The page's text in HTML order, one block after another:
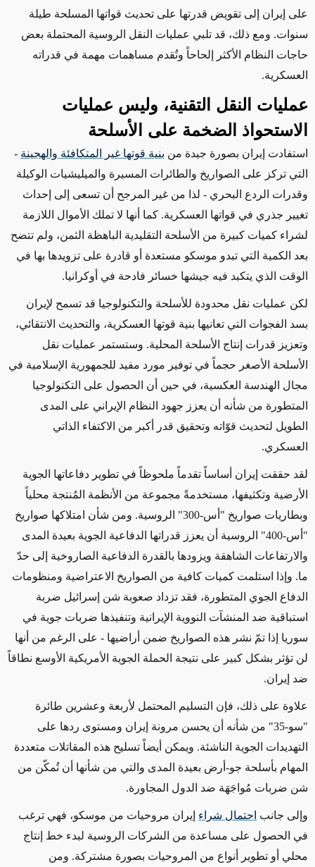
على إيران إلى تقويض قدرتها على تحديث قواتها المسلحة طيلة
سنوات. ومع ذلك، قد تلبي عمليات النقل الروسية المحتملة بعض
حاجات النظام الأكثر إلحاحاً وتُقدم مساهمات مهمة في قدراته
العسكرية.
عمليات النقل التقنية، وليس عمليات
الاستحواذ الضخمة على الأسلحة
استفادت إيران بصورة جيدة من بنية قوتها غير المتكافئة والهجينة -
التي تركز على الصواريخ والطائرات المسيرة و الميليشيات الوكيلة
وقدرات الردع البحري - لذا من غير المرجح أن تسعى إلى إحداث
تغيير جذري في قواتها العسكرية. كما أنها لا تملك الأموال اللازمة
لشراء كميات كبيرة من الأسلحة التقليدية الباهظة الثمن، ولم تتضح
بعد الكمية التي تبدو موسكو مستعدة أو قادرة على تزويدها بها في
الوقت الذي يتكبد فيه جيشها خسائر فادحة في أوكرانيا.
لكن عمليات نقل محدودة للأسلحة والتكنولوجيا قد تسمح لإيران
بسد الفجوات التي تعانيها بنية قوتها العسكرية، والتحديث الانتقائي،
وتعزيز قدرات إنتاج الأسلحة المحلية. وستستمر
عمليات نقل
الأسلحة الأصغر حجماً في توفير مورد مفيد للجمهورية الإسلامية في
مجال الهندسة العكسية، في حين أن الحصول على التكنولوجيا
المتطورة من شأنه أن يعزز جهود النظام الإيراني على المدى
الطويل لتحديث قوّاته وتحقيق قدر أكبر من الاكتفاء الذاتي
العسكري.
لقد حققت إيران أساساً تقدماً ملحوظاً في تطوير دفاعاتها الجوية
الأرضية وتكثيفها، مستخدمةً مجموعة من الأنظمة المُنتجة محلياً
و
بطاريات صواريخ "أس-300" الروسية. ومن شأن امتلاكها صواريخ
"أس-400"
الروسية أن يعزز قدراتها الدفاعية الجوية بعيدة المدى
والارتفاعات الشاهقة ويزودها بالقدرة الدفاعية الصاروخية إلى حدّ
ما. و إذا
استلمت كميات كافية من الصواريخ الاعتراضية ومنظومات
الدفاع الجوي المتطورة، فقد تزداد صعوبة شن إسرائيل ضربة
استباقية ضد المنشآت النووية الإيرانية وتنفيذها ضربات جوية في
سوريا إذا تمّ نشر هذه الصواريخ ضمن أراضيها - على الرغم من أنها
لن تؤثر بشكل كبير على نتيجة الحملة الجوية الأمريكية الأوسع نطاقاً
ضد إيران.
علاوة على ذلك، فإن التسليم المحتمل لأربعة وعشرين طائرة
"سو-35"
من شأنه أن يحسن مرونة إيران ومستوى ردها على
التهديدات الجوية الناشئة. ويمكن أيضاً تسليح هذه المقاتلات متعددة
المهام بأسلحة جو-أرض بعيدة المدى والتي من شأنها أن تُمكّن من
شن ضربات مُواجَهَة ضد الدول المجاورة.
وإلى جانب احتمال شراء إيران مروحيات من موسكو، فهي ترغب
في الحصول على مساعدة من الشركات الروسية لبدء خط إنتاج
محلي أو تطوير أنواع من المروحيات بصورة مشتركة. ومن